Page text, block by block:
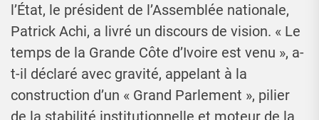
l’État, le président de l’Assemblée nationale,
Patrick Achi, a livré un discours de vision. « Le
temps de la Grande Côte d’Ivoire est venu », a-
t-il déclaré avec gravité, appelant à la
construction d’un « Grand Parlement », pilier
de la stabilité institutionnelle et moteur de la